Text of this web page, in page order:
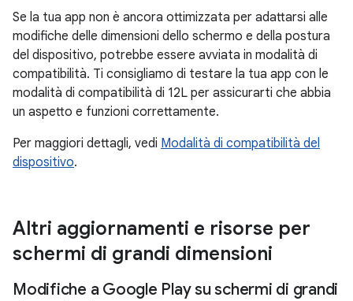
Se la tua app non è ancora ottimizzata per adattarsi alle
modifiche delle dimensioni dello schermo e della postura
del dispositivo, potrebbe essere avviata in modalità di
compatibilità. Ti consigliamo di testare la tua app con le
modalità di compatibilità di 12L per assicurarti che abbia
un aspetto e funzioni correttamente.
Per maggiori dettagli, vedi Modalità di compatibilità del
dispositivo.
Altri aggiornamenti e risorse per
schermi di grandi dimensioni
Modifiche a Google Play su schermi di grandi